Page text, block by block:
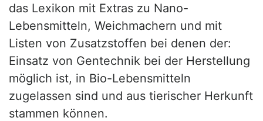
das Lexikon mit Extras zu Nano-
Lebensmitteln, Weichmachern und mit
Listen von Zusatzstoffen bei denen der:
Einsatz von Gentechnik bei der Herstellung
möglich ist, in Bio-Lebensmitteln
zugelassen sind und aus tierischer Herkunft
stammen können.